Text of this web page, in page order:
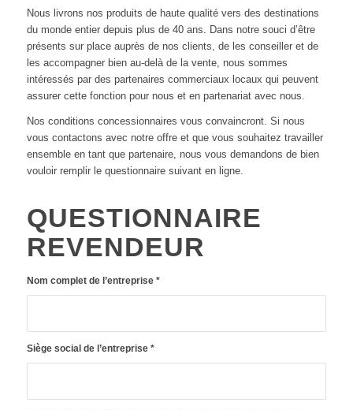
Nous livrons nos produits de haute qualité vers des destinations
du monde entier depuis plus de 40 ans. Dans notre souci d’être
présents sur place auprès de nos clients, de les conseiller et de
les accompagner bien au-delà de la vente, nous sommes
intéressés par des partenaires commerciaux locaux qui peuvent
assurer cette fonction pour nous et en partenariat avec nous.
Nos conditions concessionnaires vous convaincront. Si nous
vous contactons avec notre offre et que vous souhaitez travailler
ensemble en tant que partenaire, nous vous demandons de bien
vouloir remplir le questionnaire suivant en ligne.
QUESTIONNAIRE
REVENDEUR
Nom complet de l’entreprise *
Siège social de l’entreprise *